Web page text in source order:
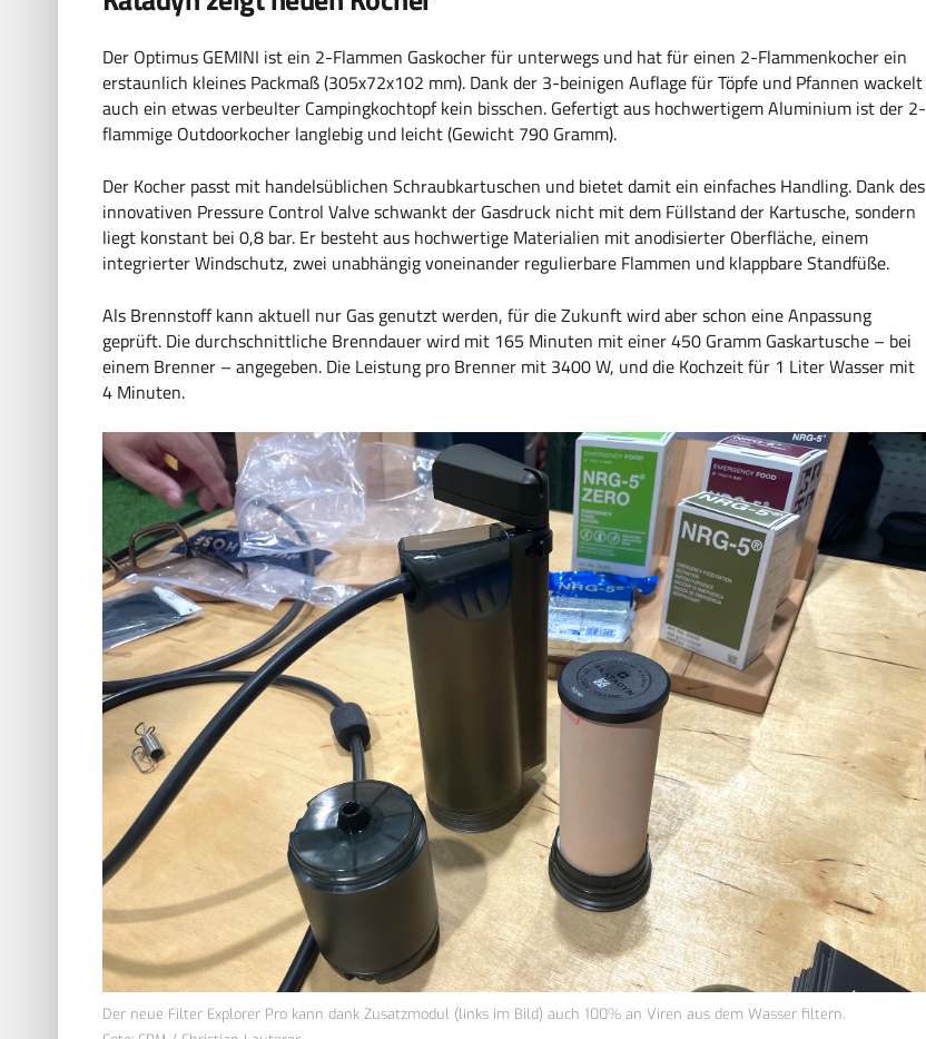
Der Optimus GEMINI ist ein 2-Flammen Gaskocher für unterwegs und hat für einen 2-Flammenkocher ein
erstaunlich kleines Packmaß (305x72x102 mm). Dank der 3-beinigen Auflage für Töpfe und Pfannen wackelt
auch ein etwas verbeulter Campingkochtopf kein bisschen. Gefertigt aus hochwertigem Aluminium ist der 2-
flammige Outdoorkocher langlebig und leicht (Gewicht 790 Gramm).
Der Kocher passt mit handelsüblichen Schraubkartuschen und bietet damit ein einfaches Handling. Dank des
innovativen Pressure Control Valve schwankt der Gasdruck nicht mit dem Füllstand der Kartusche, sondern
liegt konstant bei 0,8 bar. Er besteht aus hochwertige Materialien mit anodisierter Oberfläche, einem
integrierter Windschutz, zwei unabhängig voneinander regulierbare Flammen und klappbare Standfüße.
Als Brennstoff kann aktuell nur Gas genutzt werden, für die Zukunft wird aber schon eine Anpassung
geprüft. Die durchschnittliche Brenndauer wird mit 165 Minuten mit einer 450 Gramm Gaskartusche – bei
einem Brenner – angegeben. Die Leistung pro Brenner mit 3400 W, und die Kochzeit für 1 Liter Wasser mit
4 Minuten.
Der neue Filter Explorer Pro kann dank Zusatzmodul (links im Bild) auch 100% an Viren aus dem Wasser filtern.